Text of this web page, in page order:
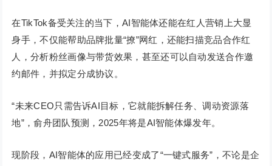
在TikTok备受关注的当下，AI智能体还能在红人营销上大显
身手，不仅能帮助品牌批量“撩”网红，还能扫描竞品合作红
人，分析粉丝画像与带货效果，甚至还可以自动发送合作邀
约邮件，并拟定分成协议。
“未来CEO只需告诉AI目标，它就能拆解任务、调动资源落
地”，俞舟团队预测，2025年将是AI智能体爆发年。
现阶段，AI智能体的应用已经变成了“一键式服务”，不论是企